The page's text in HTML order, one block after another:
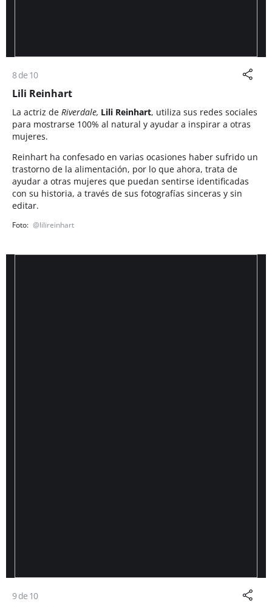
8 de 10
Lili Reinhart
La actriz de Riverdale, Lili Reinhart, utiliza sus redes sociales
para mostrarse 100% al natural y ayudar a inspirar a otras
mujeres.
Reinhart ha confesado en varias ocasiones haber sufrido un
trastorno de la alimentación, por lo que ahora, trata de
ayudar a otras mujeres que puedan sentirse identificadas
con su historia, a través de sus fotografías sinceras y sin
editar.
@lilireinhart
9 de 10